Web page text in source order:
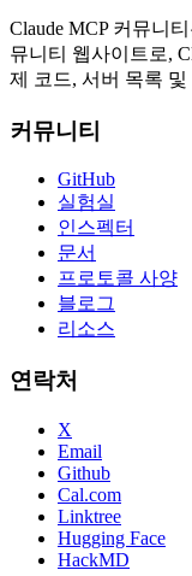
Claude MCP 커뮤니
뮤니티 웹사이트로,
제 코드, 서버 목록
커뮤니티
GitHub
실험실
인스펙터
문서
프로토콜 사양
블로그
리소스
연락처
X
Email
Github
Cal.com
Linktree
Hugging Face
HackMD